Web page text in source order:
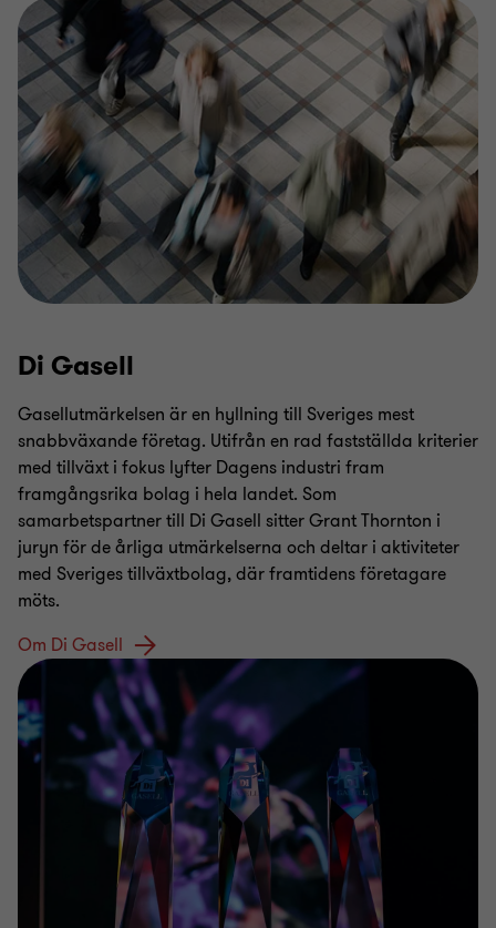
Di Gasell
Gasellutmärkelsen är en hyllning till Sveriges mest
snabbväxande företag. Utifrån en rad fastställda kriterier
med tillväxt i fokus lyfter Dagens industri fram
framgångsrika bolag i hela landet. Som
samarbetspartner till Di Gasell sitter Grant Thornton i
juryn för de årliga utmärkelserna och deltar i aktiviteter
med Sveriges tillväxtbolag, där framtidens företagare
möts.
Om Di Gasell